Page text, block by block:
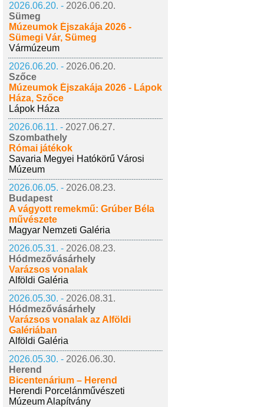
2026.06.20. - 2026.06.20.
Sümeg
Múzeumok Éjszakája 2026 -
Sümegi Vár, Sümeg
Vármúzeum
2026.06.20. - 2026.06.20.
Szőce
Múzeumok Éjszakája 2026 - Lápok
Háza, Szőce
Lápok Háza
2026.06.11. - 2027.06.27.
Szombathely
Római játékok
Savaria Megyei Hatókörű Városi
Múzeum
2026.06.05. - 2026.08.23.
Budapest
A vágyott remekmű: Grúber Béla
művészete
Magyar Nemzeti Galéria
2026.05.31. - 2026.08.23.
Hódmezővásárhely
Varázsos vonalak
Alföldi Galéria
2026.05.30. - 2026.08.31.
Hódmezővásárhely
Varázsos vonalak az Alföldi
Galériában
Alföldi Galéria
2026.05.30. - 2026.06.30.
Herend
Bicentenárium – Herend
Herendi Porcelánművészeti
Múzeum Alapítvány